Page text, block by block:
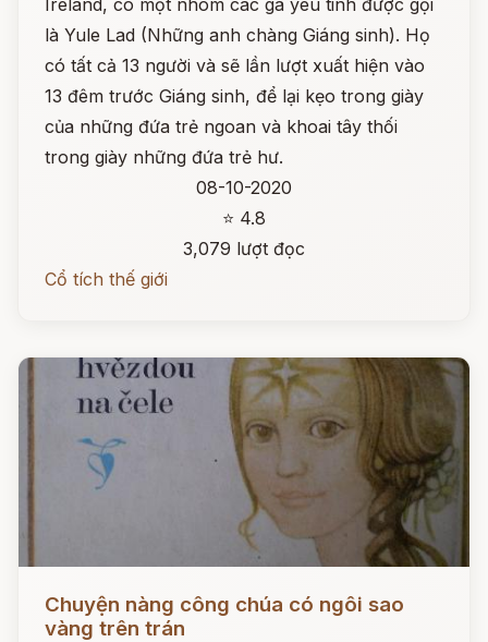
Ireland, có một nhóm các gã yêu tinh được gọi
là Yule Lad (Những anh chàng Giáng sinh). Họ
có tất cả 13 người và sẽ lần lượt xuất hiện vào
13 đêm trước Giáng sinh, để lại kẹo trong giày
của những đứa trẻ ngoan và khoai tây thối
trong giày những đứa trẻ hư.
08-10-2020
⭐ 4.8
3,079 lượt đọc
Cổ tích thế giới
Chuyện nàng công chúa có ngôi sao
vàng trên trán